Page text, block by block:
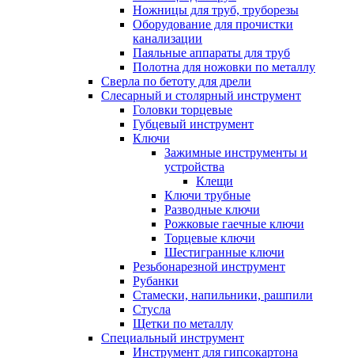
Ножницы для труб, труборезы
Оборудование для прочистки
канализации
Паяльные аппараты для труб
Полотна для ножовки по металлу
Сверла по бетоту для дрели
Слесарный и столярный инструмент
Головки торцевые
Губцевый инструмент
Ключи
Зажимные инструменты и
устройства
Клещи
Ключи трубные
Разводные ключи
Рожковые гаечные ключи
Торцевые ключи
Шестигранные ключи
Резьбонарезной инструмент
Рубанки
Стамески, напильники, рашпили
Стусла
Щетки по металлу
Специальный инструмент
Инструмент для гипсокартона